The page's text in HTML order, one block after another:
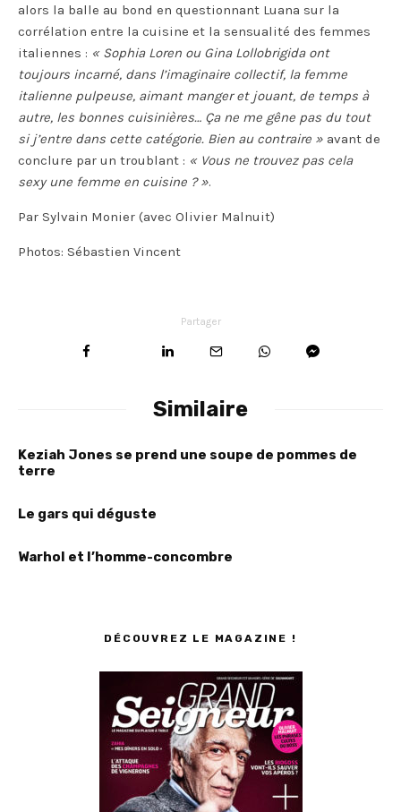
alors la balle au bond en questionnant Luana sur la
corrélation entre la cuisine et la sensualité des femmes
italiennes : « Sophia Loren ou Gina Lollobrigida ont
toujours incarné, dans l’imaginaire collectif, la femme
italienne pulpeuse, aimant manger et jouant, de temps à
autre, les bonnes cuisinières… Ça ne me gêne pas du tout
si j’entre dans cette catégorie. Bien au contraire » avant de
conclure par un troublant : « Vous ne trouvez pas cela
sexy une femme en cuisine ? ».
Par Sylvain Monier (avec Olivier Malnuit)
Photos: Sébastien Vincent
Partager
Similaire
Keziah Jones se prend une soupe de pommes de
terre
Le gars qui déguste
Warhol et l’homme-concombre
DÉCOUVREZ LE MAGAZINE !